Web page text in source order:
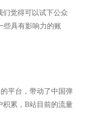
觉得可以试下公众
些具有影响力的账
和产品。
平台，带动了中国弹
积累，B站目前的流量